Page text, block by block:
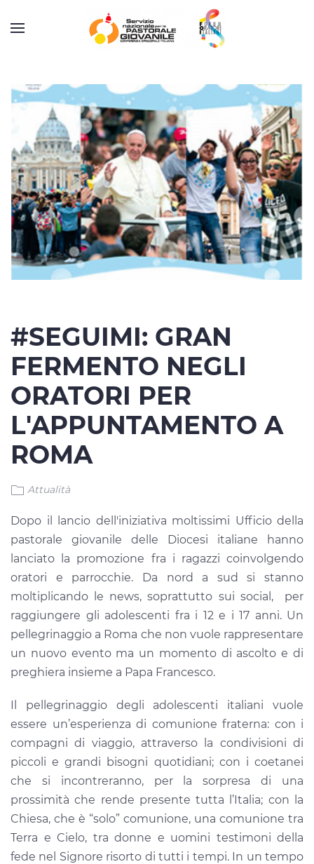
#SEGUIMI: GRAN
FERMENTO NEGLI
ORATORI PER
L'APPUNTAMENTO A
ROMA
Attualità
Dopo il lancio dell'iniziativa moltissimi Ufficio della
pastorale giovanile delle Diocesi italiane hanno
lanciato la promozione fra i ragazzi coinvolgendo
oratori e parrocchie. Da nord a sud si stanno
moltiplicando le news, soprattutto sui social, per
raggiungere gli adolescenti fra i 12 e i 17 anni. Un
pellegrinaggio a Roma che non vuole rappresentare
un nuovo evento ma un momento di ascolto e di
preghiera insieme a Papa Francesco.
Il pellegrinaggio degli adolescenti italiani vuole
essere un’esperienza di comunione fraterna: con i
compagni di viaggio, attraverso la condivisioni di
piccoli e grandi bisogni quotidiani; con i coetanei
che si incontreranno, per la sorpresa di una
prossimità che rende presente tutta l’Italia; con la
Chiesa, che è “solo” comunione, una comunione tra
Terra e Cielo, tra donne e uomini testimoni della
fede nel Signore risorto di tutti i tempi. In un tempo